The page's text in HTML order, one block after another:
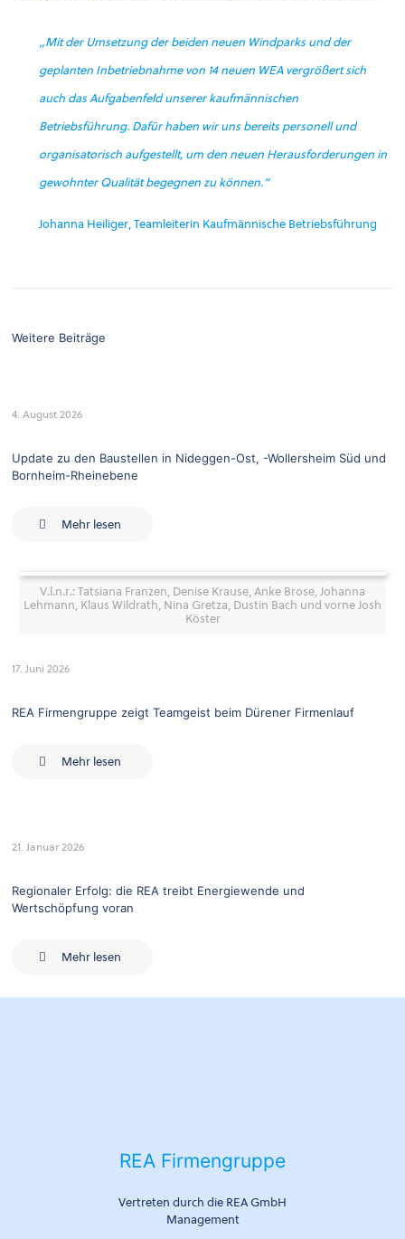
„Mit der Umsetzung der beiden neuen Windparks und der
geplanten Inbetriebnahme von 14 neuen WEA vergrößert sich
auch das Aufgabenfeld unserer kaufmännischen
Betriebsführung. Dafür haben wir uns bereits personell und
organisatorisch aufgestellt, um den neuen Herausforderungen in
gewohnter Qualität begegnen zu können.“
Johanna Heiliger, Teamleiterin Kaufmännische Betriebsführung
Weitere Beiträge
4. August 2026
Update zu den Baustellen in Nideggen-Ost, -Wollersheim Süd und
Bornheim-Rheinebene
Mehr lesen
V.l.n.r.: Tatsiana Franzen, Denise Krause, Anke Brose, Johanna
Lehmann, Klaus Wildrath, Nina Gretza, Dustin Bach und vorne Josh
Köster
17. Juni 2026
REA Firmengruppe zeigt Teamgeist beim Dürener Firmenlauf
Mehr lesen
21. Januar 2026
Regionaler Erfolg: die REA treibt Energiewende und
Wertschöpfung voran
Mehr lesen
REA Firmengruppe
Vertreten durch die REA GmbH
Management